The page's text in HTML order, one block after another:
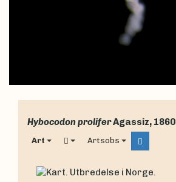
Hybocodon proliferAgassiz, 1860
Art Artsobs